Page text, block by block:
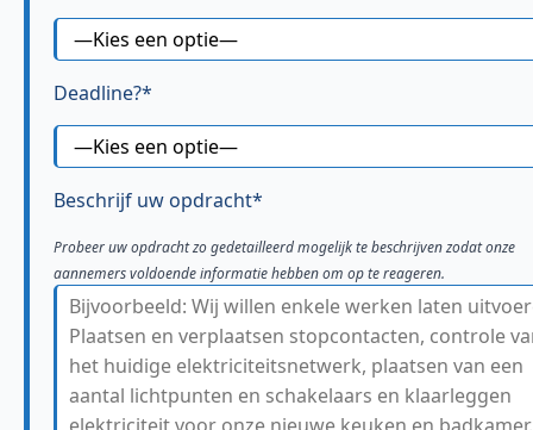
Deadline?*
Beschrijf uw opdracht*
Probeer uw opdracht zo gedetailleerd mogelijk te beschrijven zodat onze
aannemers voldoende informatie hebben om op te reageren.